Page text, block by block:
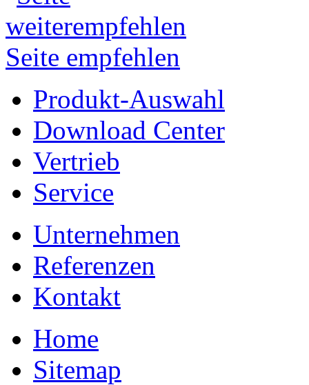
Seite empfehlen
Produkt-Auswahl
Download Center
Vertrieb
Service
Unternehmen
Referenzen
Kontakt
Home
Sitemap